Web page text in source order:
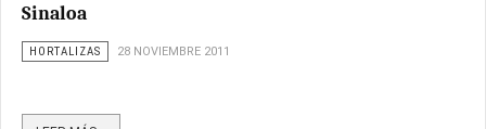
Sinaloa
HORTALIZAS 28 NOVIEMBRE 2011